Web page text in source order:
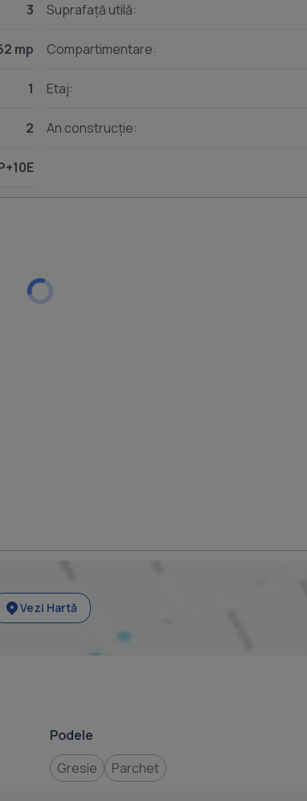
3 Suprafață utilă:
mp Compartimentare:
1 Etaj:
2 An construcție:
Vezi Hartă
Podele
Gresie
Parchet